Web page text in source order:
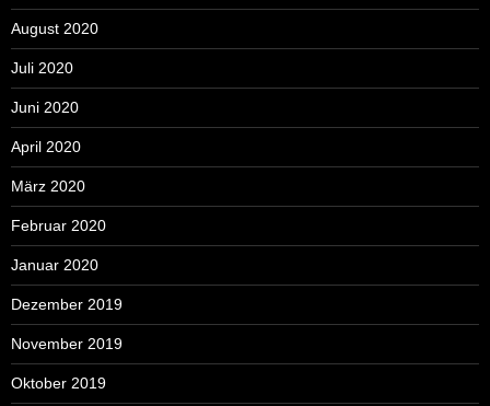
August 2020
Juli 2020
Juni 2020
April 2020
März 2020
Februar 2020
Januar 2020
Dezember 2019
November 2019
Oktober 2019